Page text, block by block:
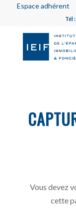
Espace adhérent
Tél
Vous devez
cette